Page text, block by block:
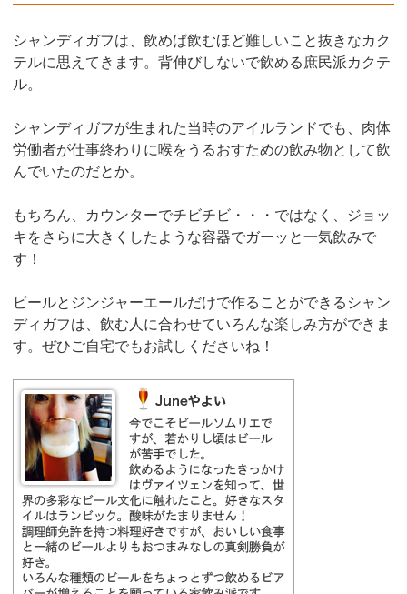
シャンディガフは、飲めば飲むほど難しいこと抜きなカク
テルに思えてきます。背伸びしないで飲める庶民派カクテ
ル。
シャンディガフが生まれた当時のアイルランドでも、肉体
労働者が仕事終わりに喉をうるおすための飲み物として飲
んでいたのだとか。
もちろん、カウンターでチビチビ・・・ではなく、ジョッ
キをさらに大きくしたような容器でガーッと一気飲みで
す！
ビールとジンジャーエールだけで作ることができるシャン
ディガフは、飲む人に合わせていろんな楽しみ方ができま
す。ぜひご自宅でもお試しくださいね！